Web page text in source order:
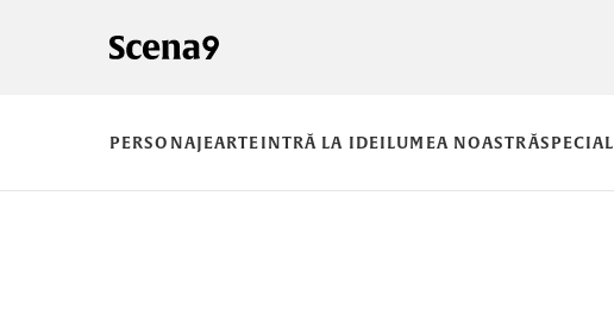
PERSONAJEARTEINTRĂ LA IDEILUMEA NOASTRĂSPECIAL